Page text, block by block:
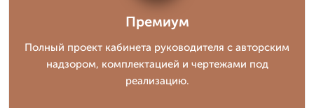
Премиум
Полный проект кабинета руководителя с авторским
надзором, комплектацией и чертежами под
реализацию.